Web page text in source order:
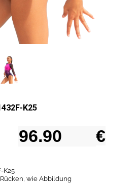
K25
€
K25
wie Abbildung